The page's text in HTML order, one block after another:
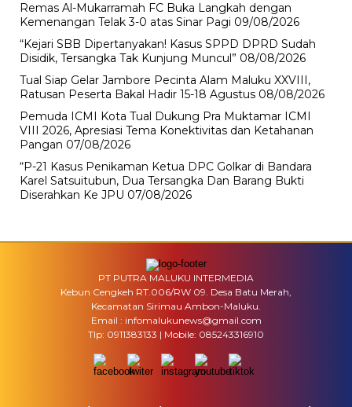
Remas Al-Mukarramah FC Buka Langkah dengan
Kemenangan Telak 3-0 atas Sinar Pagi 09/08/2026
“Kejari SBB Dipertanyakan! Kasus SPPD DPRD Sudah
Disidik, Tersangka Tak Kunjung Muncul” 08/08/2026
Tual Siap Gelar Jambore Pecinta Alam Maluku XXVIII,
Ratusan Peserta Bakal Hadir 15-18 Agustus 08/08/2026
Pemuda ICMI Kota Tual Dukung Pra Muktamar ICMI
VIII 2026, Apresiasi Tema Konektivitas dan Ketahanan
Pangan 07/08/2026
“P-21 Kasus Penikaman Ketua DPC Golkar di Bandara
Karel Satsuitubun, Dua Tersangka Dan Barang Bukti
Diserahkan Ke JPU 07/08/2026
PT PUTRA MALUKU INTERMEDIA
Kebun Cengkeh RT.006/RW 09. Desa Batu Merah,
Kecamatan Sirimau Ambon-Maluku.
Email : infomalukunews@gmail.com
Tlp: 0911383133 | Mobile: 085243316910